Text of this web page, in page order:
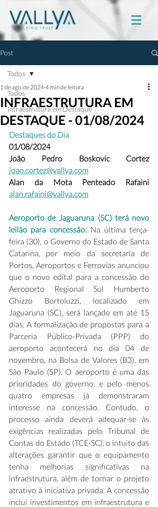
Post
Todos
Infraestrutura em Destaque
Todos
INFRAESTRUTURA EM
DESTAQUE - 01/08/2024
1 de ago. de 2024 4 min de leitura
Destaques do Dia
01/08/2024
João Pedro Boskovic Cortez
joao.cortez@vallya.com
alan.rafaini@vallya.com
Aeroporto de Jaguaruna (SC) terá novo
leilão para concessão: Na última terça-
feira (30), o Governo do Estado de Santa
Catarina, por meio da secretaria de
Portos, Aeroportos e Ferrovias anunciou
que o novo edital para a concessão do
Aeroporto Regional Sul Humberto
Ghizzo Bortoluzzi, localizado em
Jaguaruna (SC), será lançado em até 15
dias. A formalização de propostas para a
Parceria Público-Privada (PPP) do
aeroporto acontecerá no dia 04 de
novembro, na Bolsa de Valores (B3), em
São Paulo (SP). O aeroporto é uma das
prioridades do governo, e pelo menos
quatro empresas já demonstraram
interesse na concessão. Contudo, o
processo ainda deverá adequar-se às
exigências realizadas pelo Tribunal de
Contas do Estado (TCE-SC), o intuito das
alterações garantir que o equipamento
tenha melhorias significativas na
infraestrutura, além de tornar o projeto
atrativo à iniciativa privada. A concessão
inclui investimentos em infraestrutura e